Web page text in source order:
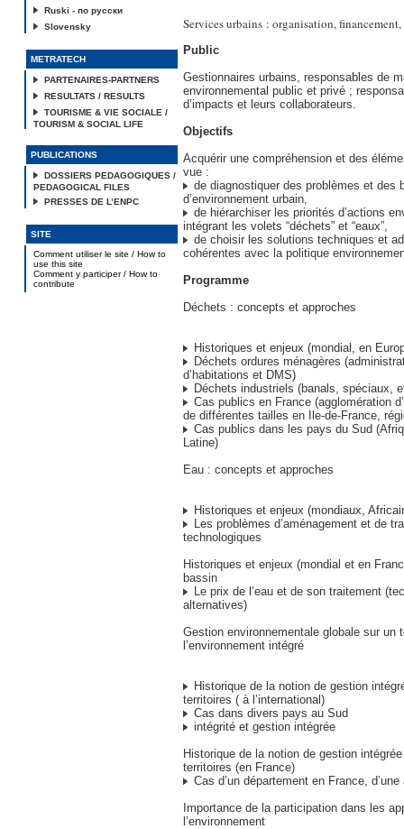
Ruski - по русски
Slovensky
METRATECH
PARTENAIRES-PARTNERS
RESULTATS / RESULTS
TOURISME & VIE SOCIALE /
TOURISM & SOCIAL LIFE
PUBLICATIONS
DOSSIERS PEDAGOGIQUES /
PEDAGOGICAL FILES
PRESSES DE L’ENPC
SITE
Comment utiliser le site / How to
use this site
Comment y participer / How to
contribute
Services urbains : organisation,
Public
Gestionnaires urbains, responsables de
environnemental public et privé ;
d’impacts et leurs collaborateurs.
Objectifs
Acquérir une compréhension et des
vue :
de diagnostiquer des problèmes et des
d’environnement urbain,
de hiérarchiser les priorités d’actions
intégrant les volets “déchets” et “eaux”,
de choisir les solutions techniques et
cohérentes avec la politique
Programme
Déchets : concepts et approches
Historiques et enjeux (mondial, en
Déchets ordures ménagères
d’habitations et DMS)
Déchets industriels (banals, spéciaux,
Cas publics en France (agglomération
de différentes tailles en Ile-de-France,
Cas publics dans les pays du Sud
Latine)
Eau : concepts et approches
Historiques et enjeux (mondiaux,
Les problèmes d’aménagement et de
technologiques
Historiques et enjeux (mondial et en
bassin
Le prix de l’eau et de son traitement
alternatives)
Gestion environnementale globale sur un
l’environnement intégré
Historique de la notion de gestion
territoires ( à l’international)
Cas dans divers pays au Sud
intégrité et gestion intégrée
Historique de la notion de gestion
territoires (en France)
Cas d’un département en France,
Importance de la participation dans les
l’environnement